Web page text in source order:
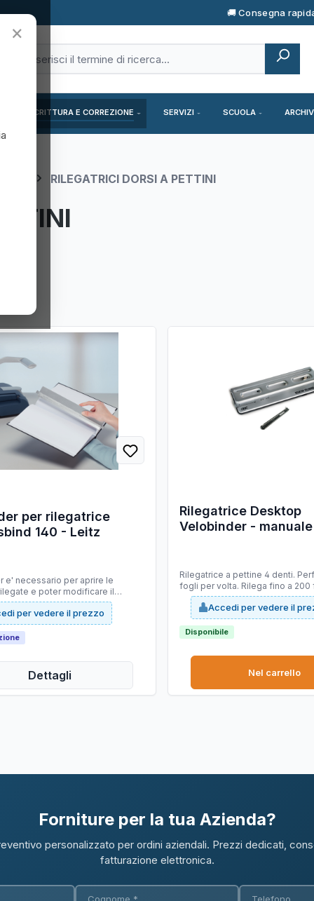
🚚 Consegna
SCRITTURA E CORREZIONE SERVIZI SCUOLA
RILEGATRICI DORSI A PETTINI
per rilegatrice
140 - Leitz
e' necessario per aprire le
e poter modificare il
o rimuovendo le
copertine possonon essere
fino ad un massimo di 3
50x7x340mm.
per vedere il prezzo
Dettagli
Rilegatrice Desktop
Velobinder -
Rilegatrice a pettine 4 denti.
fogli per volta. Rilega fino a 200
documento con finitura piatta.
a 4 denti. I pettini sono riapribili.
mm: 90x315x110. Peso: 1,5kg.
Accedi per vedere il
Disponibile
Nel carrello
Forniture per la tua Azienda?
personalizzato per ordini aziendali. Prezzi dedicati,
fatturazione elettronica.
×